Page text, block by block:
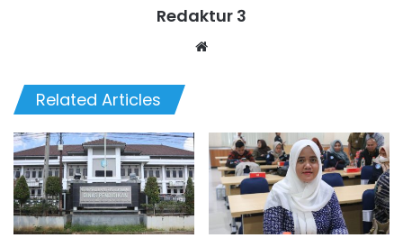
Redaktur 3
Related Articles